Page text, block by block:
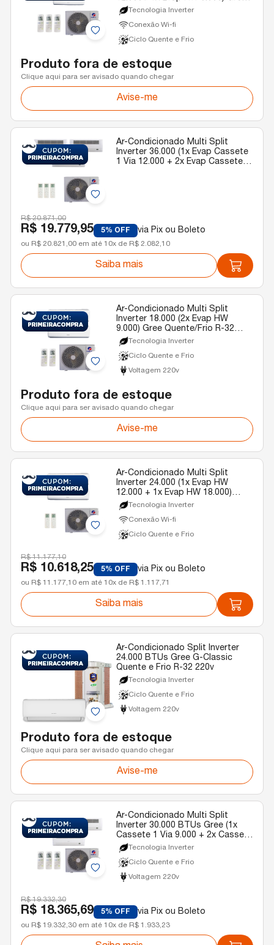
Quente/Frio R-32 220v
Tecnologia Inverter
Conexão Wi-fi
Ciclo Quente e Frio
Produto fora de estoque
Clique aqui para ser avisado quando chegar
Avise-me
Ar-Condicionado Multi Split
Inverter 36.000 (1x Evap Cassete
1 Via 12.000 + 2x Evap Cassete 1
R$ 20.871,00
R$ 19.779,95 5% OFF via Pix ou Boleto
ou R$ 20.821,00 em até 10x de R$ 2.082,10
Saiba mais
Ar-Condicionado Multi Split
Inverter 18.000 (2x Evap HW
9.000) Gree Quente/Frio R-32
220vTecnologia Inverter
Ciclo Quente e Frio
Voltagem 220v
Produto fora de estoque
Clique aqui para ser avisado quando chegar
Avise-me
Ar-Condicionado Multi Split
Inverter 24.000 (1x Evap HW
12.000 + 1x Evap HW 18.000)
Gree Quente/Frio R-32 220v
Tecnologia Inverter
Conexão Wi-fi
Ciclo Quente e Frio
R$ 11.177,10
R$ 10.618,25 5% OFF via Pix ou Boleto
ou R$ 11.177,10 em até 10x de R$ 1.117,71
Saiba mais
Ar-Condicionado Split Inverter
24.000 BTUs Gree G-Classic
Quente e Frio R-32 220v
Tecnologia Inverter
Ciclo Quente e Frio
Voltagem 220v
Produto fora de estoque
Clique aqui para ser avisado quando chegar
Avise-me
Ar-Condicionado Multi Split
Inverter 30.000 BTUs Gree (1x
Cassete 1 Via 9.000 + 2x Cassete
1 Via 18.000) Gree R-32 Quente e
Frio 220v
Tecnologia Inverter
Ciclo Quente e Frio
Voltagem 220v
R$ 19.332,30
R$ 18.365,69 5% OFF via Pix ou Boleto
ou R$ 19.332,30 em até 10x de R$ 1.933,23